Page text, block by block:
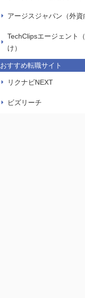
アージスジャパン（外資
TechClipsエージェント
け）
おすすめ転職サイト
リクナビNEXT
ビズリーチ